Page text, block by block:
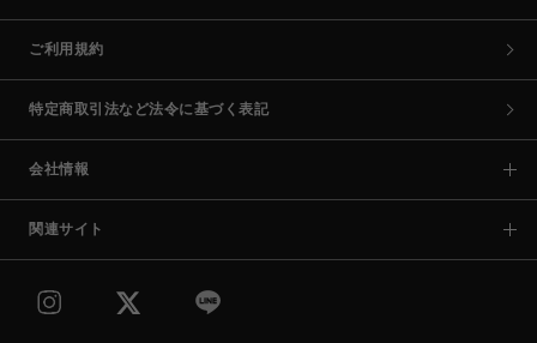
ご利用規約
特定商取引法など法令に基づく表記
会社情報
関連サイト